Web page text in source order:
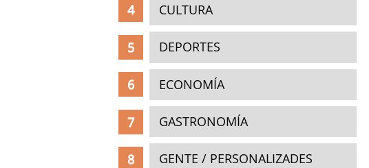
CULTURA
DEPORTES
ECONOMÍA
GASTRONOMÍA
GENTE / PERSONALIZADES